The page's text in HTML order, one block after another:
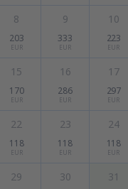
8
203
EUR
9
333
EUR
10
223
EUR
15
170
EUR
16
286
EUR
17
297
EUR
22
118
EUR
23
118
EUR
24
118
EUR
29 30 31